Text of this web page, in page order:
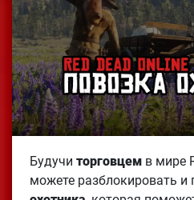
Будучи торговцемв мире
можете разблокировать и